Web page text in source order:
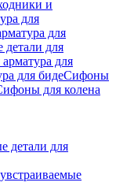
и
для
для
детали для
для
для бидеСифоны
для колена
детали для